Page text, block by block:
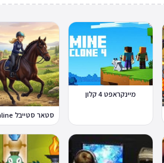
מיינקראפט 4 קלון